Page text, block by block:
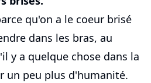
qu'on a le coeur brisé
dans les bras, au
y a quelque chose dans la
un peu plus d'humanité.